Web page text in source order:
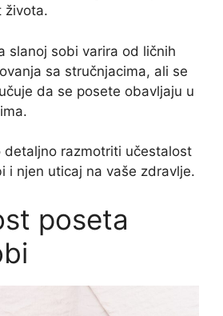
života.
slanoj sobi varira od ličnih
sa stručnjacima, ali se
da se posete obavljaju u
detaljno razmotriti učestalost
i njen uticaj na vaše zdravlje.
poseta